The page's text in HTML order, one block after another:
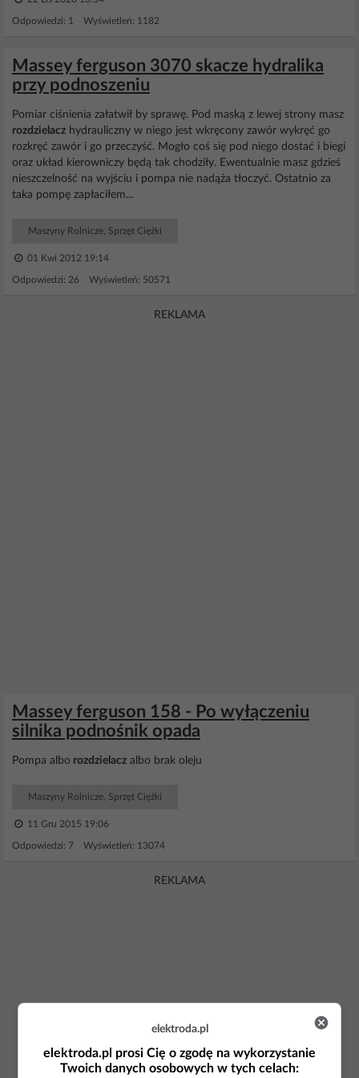
Odpowiedzi: 1 Wyświetleń: 1182
Massey ferguson 3070 skacze hydralika
przy podnoszeniu
Pomiar ciśnienia załatwił by sprawę. Pod maską z lewej strony masz
rozdzielacz hydrauliczny w niego jest wkręcony zawór wykręć go
rozkręć zawór i go przeczyść. Mogło coś się pod niego dostać i biegi
oraz układ kierowniczy będą tak chodziły. Ewentualnie masz gdzieś
nieszczelność na wyjściu i pompa nie nadąża tłoczyć. Ostatnio za
taka pompę zapłaciłem...
Maszyny Rolnicze, Sprzęt Ciężki
01 Kwi 2012 19:14
Odpowiedzi: 26 Wyświetleń: 50571
REKLAMA
Massey ferguson 158 - Po wyłączeniu
silnika podnośnik opada
Pompa albo rozdzielacz albo brak oleju
Maszyny Rolnicze, Sprzęt Ciężki
11 Gru 2015 19:06
Odpowiedzi: 7 Wyświetleń: 13074
REKLAMA
elektroda.pl
elektroda.pl prosi Cię o zgodę na wykorzystanie
Twoich danych osobowych w tych celach: